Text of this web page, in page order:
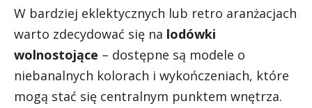
W bardziej eklektycznych lub retro aranżacjach
warto zdecydować się na lodówki
wolnostojące – dostępne są modele o
niebanalnych kolorach i wykończeniach, które
mogą stać się centralnym punktem wnętrza.